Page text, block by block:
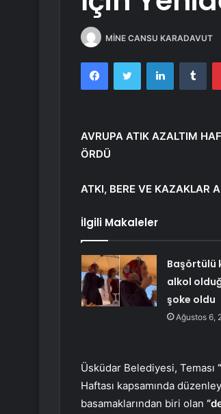
MİNE CANSU KARADAVUT
FacebookTwitter LinkedIn
AVRUPA ATIK AZALTIM
ÖRDÜ
ATKI, BERE VE KAZAKLAR
İlgili Makaleler
Başörtülü
alkol
şoke oldu
Ağustos 6,
Üsküdar Belediyesi, Teması
Haftası kapsamında
basamaklarından biri olan